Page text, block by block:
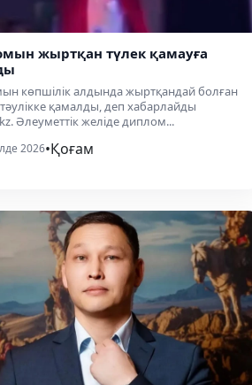
жыртқан түлек қамауға
көпшілік алдында жыртқандай болған
қамалды, деп хабарлайды
Әлеуметтік желіде диплом...
2026•Қоғам